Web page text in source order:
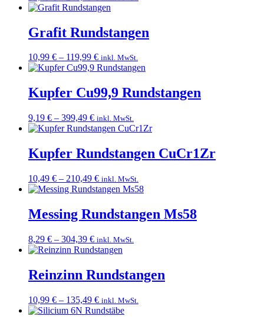
55,49 €
246,49 €
Grafit Rundstangen
10,99 € – 119,99 €Preisspanne:
10,99 €
119,99 €
inkl. MwSt.
Kupfer Cu99,9 Rundstangen
9,19 € – 399,49 €Preisspanne:
9,19 €
399,49 €
inkl. MwSt.
Kupfer Rundstangen CuCr1Zr
10,49 € – 210,49 €Preisspanne:
10,49 €
210,49 €
inkl. MwSt.
Messing Rundstangen Ms58
8,29 € – 304,39 €Preisspanne:
8,29 €
304,39 €
inkl. MwSt.
Reinzinn Rundstangen
10,99 € – 135,49 €Preisspanne:
10,99 €
inkl. MwSt.